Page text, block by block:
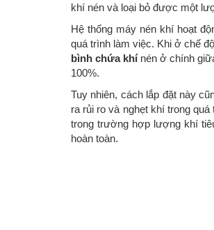
khí nén và loại bỏ được một
Hệ thống máy nén khí hoạt
quá trình làm việc. Khi ở chế
bình chứa khí nén ở chính
100%.
Tuy nhiên, cách lắp đặt này
ra rủi ro và nghẹt khí trong
trong trường hợp lượng khí
hoàn toàn.